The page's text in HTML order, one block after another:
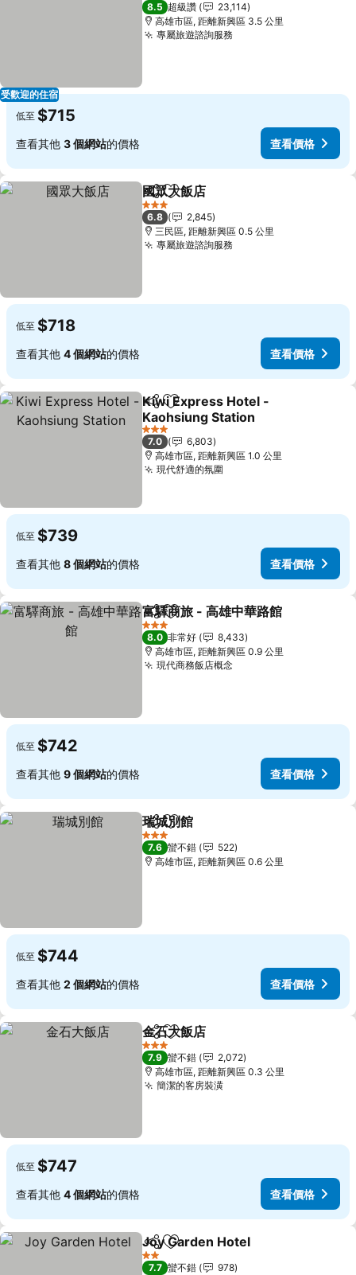
受歡迎的住宿
8.5 超級讚
23,114
高雄市區, 距離新興區 3.5 公里
專屬旅遊諮詢服務
低至 $715
查看其他 3 個網站的價格 查看價格
分享 加入我的最愛
國眾大飯店
3 星級
6.8
2,845
三民區, 距離新興區 0.5 公里
專屬旅遊諮詢服務
低至 $718
查看其他 4 個網站的價格 查看價格
分享 加入我的最愛
Kiwi Express Hotel -
Kaohsiung Station
查看價格
3 星級
7.0
6,803
高雄市區, 距離新興區 1.0 公里
現代舒適的氛圍
低至 $739
查看其他 8 個網站的價格 查看價格
分享 加入我的最愛
富驛商旅 - 高雄中華路館
3 星級
8.0 非常好
8,433
高雄市區, 距離新興區 0.9 公里
現代商務飯店概念查看價格
低至 $742
查看其他 9 個網站的價格 查看價格
分享 加入我的最愛
瑞城別館
3 星級
7.6 蠻不錯
522
高雄市區, 距離新興區 0.6 公里
低至 $744
查看其他 2 個網站的價格 查看價格
分享 加入我的最愛
金石大飯店
3 星級
7.9 蠻不錯
2,072
高雄市區, 距離新興區 0.3 公里
簡潔的客房裝潢查看價格
低至 $747
查看其他 4 個網站的價格 查看價格
分享 加入我的最愛
Joy Garden Hotel
2 星級
7.7 蠻不錯
978